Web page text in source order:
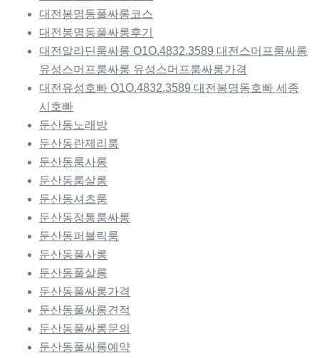
대전봉명동풀싸롱코스
대전봉명동풀싸롱후기
대전알라딘룸싸롱 O1O.4832.3589 대전스머프룸싸롱
유성스머프룸싸롱 유성스머프룸싸롱가격
대전유성호빠 O1O.4832.3589 대전봉명동호빠 세종
시호빠
둔산동노래방
둔산동란제리룸
둔산동룸사롱
둔산동룸살롱
둔산동셔츠룸
둔산동정통룸싸롱
둔산동퍼블릭룸
둔산동풀사롱
둔산동풀살롱
둔산동풀싸롱가격
둔산동풀싸롱견적
둔산동풀싸롱문의
둔산동풀싸롱예약